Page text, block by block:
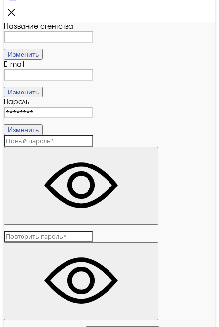
Название агентства
Изменить
E-mail
Изменить
Пароль
Изменить